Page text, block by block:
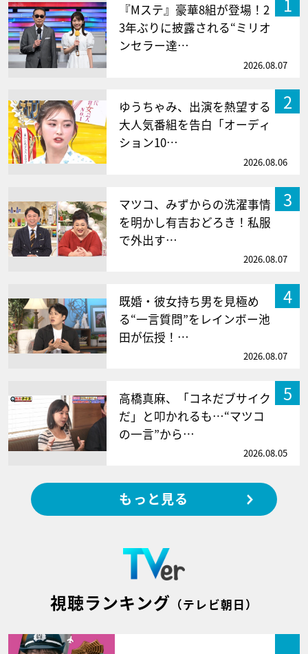
『Mステ』豪華8組が登場！2
3年ぶりに披露される“ミリオ
ンセラー達…
2026.08.07
2
ゆうちゃみ、出演を熱望する
大人気番組を告白「オーディ
ション10…
2026.08.06
3
マツコ、みずからの洗濯事情
を明かし有吉おどろき！私服
で外出す…
2026.08.07
4
既婚・彼女持ち男を見極め
る“一言質問”をレインボー池
田が伝授！…
2026.08.07
5
高橋真麻、「コネだブサイク
だ」と叩かれるも…“マツコ
の一言”から…
2026.08.05
もっと見る
視聴ランキング （テレビ朝日）